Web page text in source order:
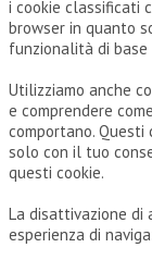
i cookie classificati
browser in quanto
funzionalità di base
Utilizziamo anche
e comprendere
comportano.
solo con il tuo
questi cookie.
La disattivazione di
esperienza di